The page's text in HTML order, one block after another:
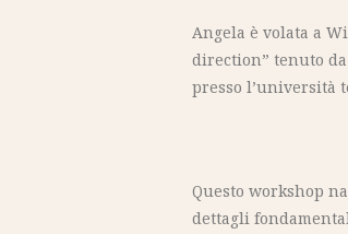
Angela è volata a
direction” tenuto
presso l’università
Questo workshop
dettagli